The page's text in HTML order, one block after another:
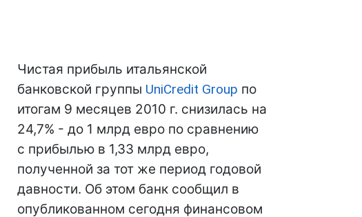
Чистая прибыль итальянской
банковской группы UniCredit Group по
итогам 9 месяцев 2010 г. снизилась на
24,7% - до 1 млрд евро по сравнению
с прибылью в 1,33 млрд евро,
полученной за тот же период годовой
давности. Об этом банк сообщил в
опубликованном сегодня финансовом